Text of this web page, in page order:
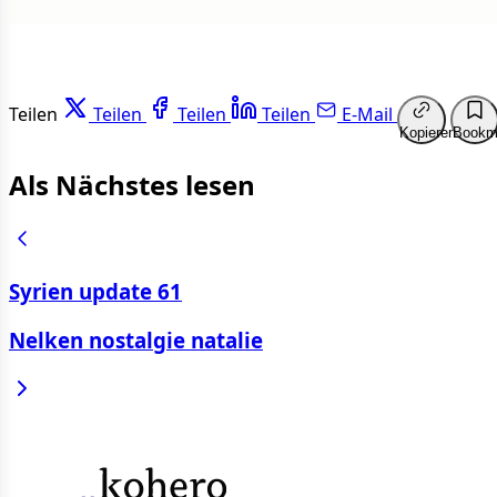
Teilen Teilen Teilen Teilen E-Mail
Kopieren
Als Nächstes lesen
Syrien update 61
Nelken nostalgie natalie